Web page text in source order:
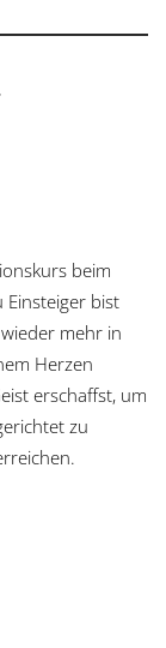
beim
bist
mehr in
Herzen
erschaffst, um
zu